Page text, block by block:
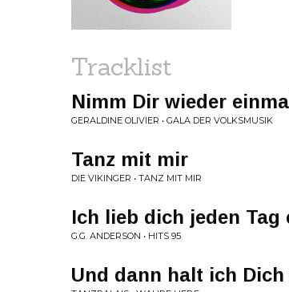
Tracklist
Nimm Dir wieder
GERALDINE OLIVIER • GALA DER VOLKSMUSIK
Tanz mit mir
DIE VIKINGER • TANZ MIT MIR
Ich lieb dich jeden
G.G. ANDERSON • HITS 95
Und dann halt ich